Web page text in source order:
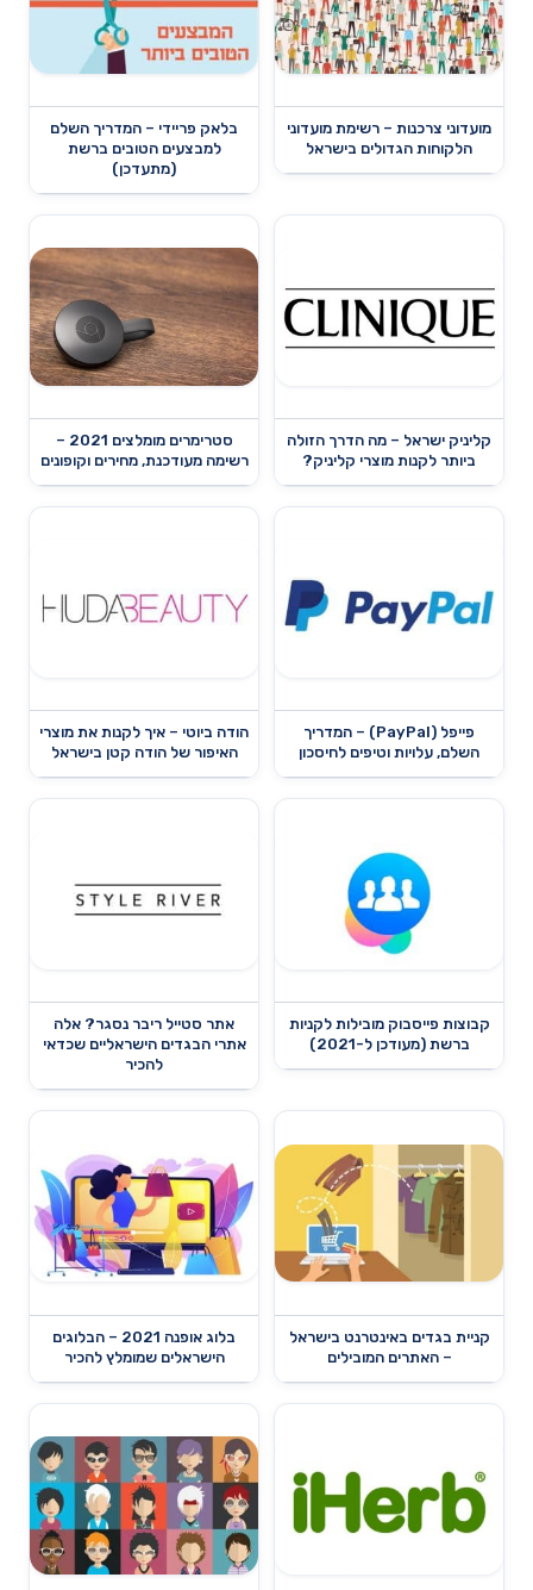
מועדוני צרכנות – רשימת מועדוני
הלקוחות הגדולים בישראל
בלאק פריידי – המדריך השלם
למבצעים הטובים ברשת
(מתעדכן)
קליניק ישראל – מה הדרך הזולה
ביותר לקנות מוצרי קליניק?
סטרימרים מומלצים 2021 –
רשימה מעודכנת, מחירים וקופונים
פייפל (PayPal) – המדריך
השלם, עלויות וטיפים לחיסכון
הודה ביוטי – איך לקנות את מוצרי
האיפור של הודה קטן בישראל
קבוצות פייסבוק מובילות לקניות
ברשת (מעודכן ל-2021)
אתר סטייל ריבר נסגר? אלה
אתרי הבגדים הישראליים שכדאי
להכיר
קניית בגדים באינטרנט בישראל
– האתרים המובילים
בלוג אופנה 2021 – הבלוגים
הישראלים שמומלץ להכיר